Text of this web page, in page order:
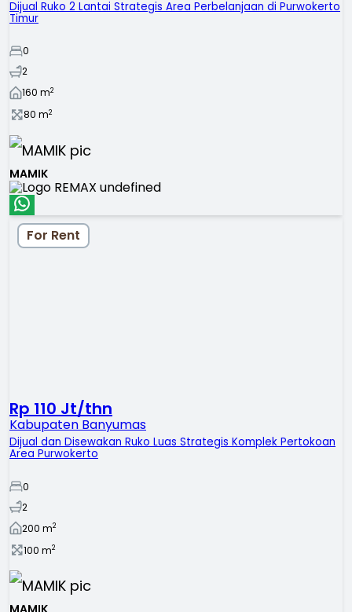
Dijual Ruko 2 Lantai Strategis Area Perbelanjaan di Purwokerto
Timur
0
2
160 m2
80 m2
MAMIK
For Rent
Rp 110 Jt/thn
Kabupaten Banyumas
Dijual dan Disewakan Ruko Luas Strategis Komplek Pertokoan
Area Purwokerto
0
2
200 m2
100 m2